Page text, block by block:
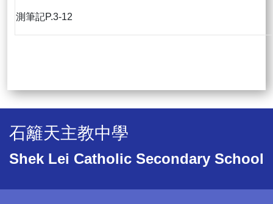
測筆記P.3-12
石籬天主教中學
Shek Lei Catholic Secondary School